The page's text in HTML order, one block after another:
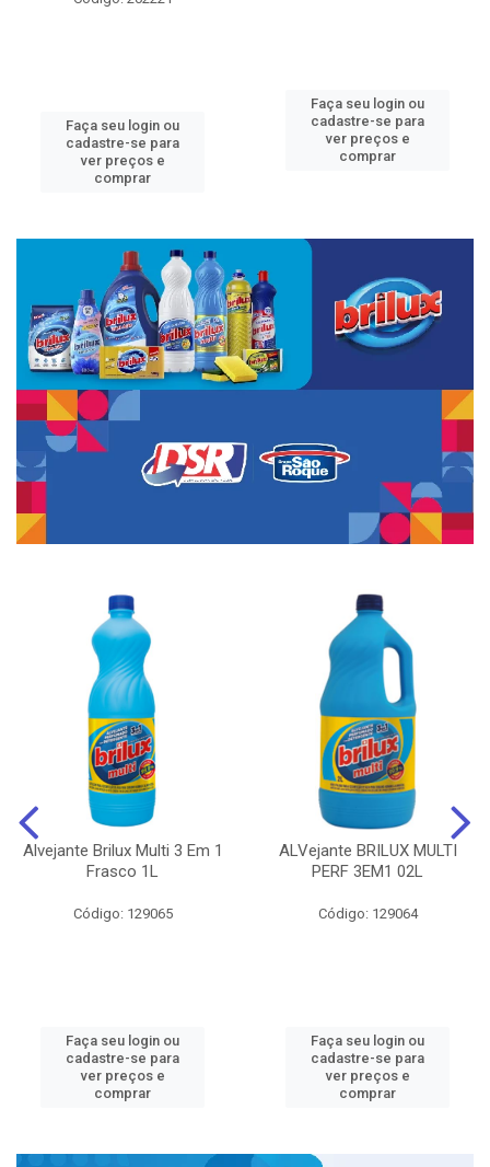
Faça seu login ou
cadastre-se para
ver preços e
comprar
Faça seu login ou
cadastre-se para
ver preços e
comprar
Alvejante Brilux Multi 3 Em 1
Frasco 1L
Código: 129065
Faça seu login ou
cadastre-se para
ver preços e
comprar
ALVejante BRILUX MULTI
PERF 3EM1 02L
Código: 129064
Faça seu login ou
cadastre-se para
ver preços e
comprar